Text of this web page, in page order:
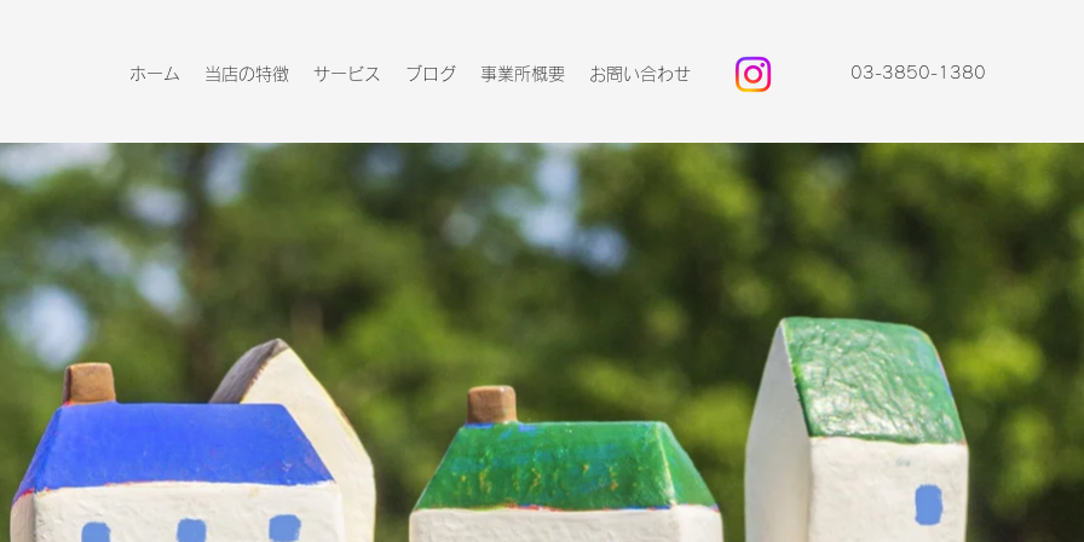
ホーム 当店の特徴 サービス ブログ 事業所概要 お問い合わせ 03-3850-1380